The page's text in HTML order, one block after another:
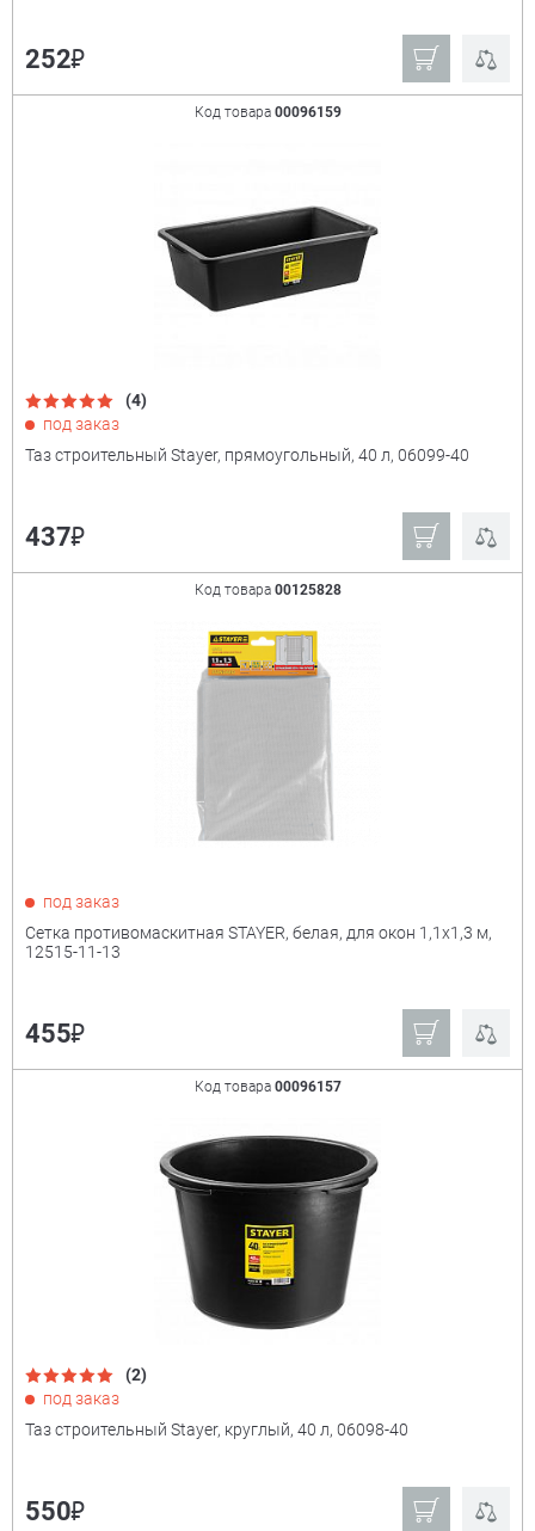
252₽
Код товара 00096159
(4)
под заказ
Таз строительный Stayer, прямоугольный, 40 л, 06099-40
437₽
Код товара 00125828
под заказ
Сетка противомаскитная STAYER, белая, для окон 1,1х1,3 м,
12515-11-13
455₽
Код товара 00096157
(2)
под заказ
Таз строительный Stayer, круглый, 40 л, 06098-40
550₽